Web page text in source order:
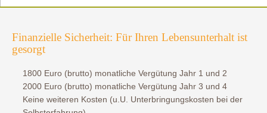
Finanzielle Sicherheit: Für Ihren Lebensunterhalt ist
gesorgt
1800 Euro (brutto) monatliche Vergütung Jahr 1 und 2
2000 Euro (brutto) monatliche Vergütung Jahr 3 und 4
Keine weiteren Kosten (u.U. Unterbringungskosten bei der